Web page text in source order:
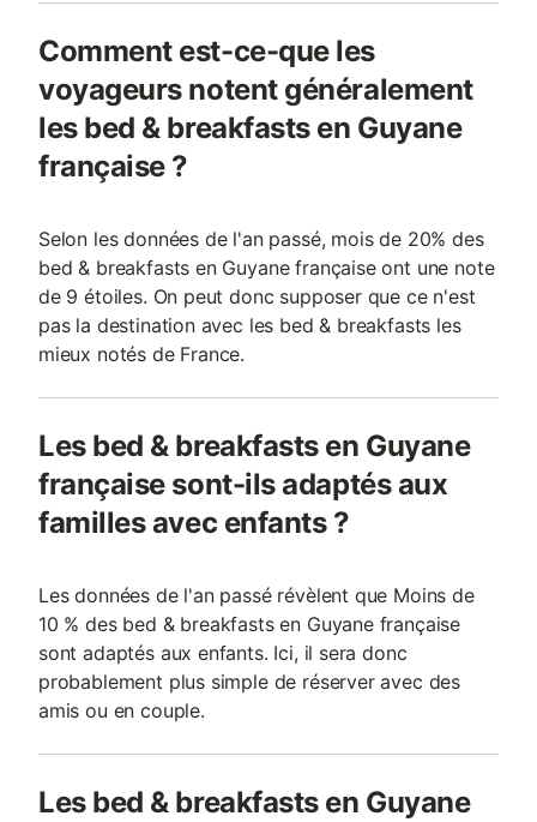
Comment est-ce-que les
voyageurs notent généralement
les bed & breakfasts en Guyane
française ?
Selon les données de l'an passé, mois de 20% des
bed & breakfasts en Guyane française ont une note
de 9 étoiles. On peut donc supposer que ce n'est
pas la destination avec les bed & breakfasts les
mieux notés de France.
Les bed & breakfasts en Guyane
française sont-ils adaptés aux
familles avec enfants ?
Les données de l'an passé révèlent que Moins de
10 % des bed & breakfasts en Guyane française
sont adaptés aux enfants. Ici, il sera donc
probablement plus simple de réserver avec des
amis ou en couple.
Les bed & breakfasts en Guyane